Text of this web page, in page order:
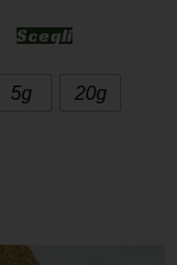
Scegli
5g 20g